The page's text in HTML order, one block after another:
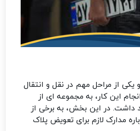
از مراحل مهم در نقل و انتقال
این کار، به مجموعه ای از
داشت. در این بخش، به برخی از
مدارک لازم برای تعویض پلاک